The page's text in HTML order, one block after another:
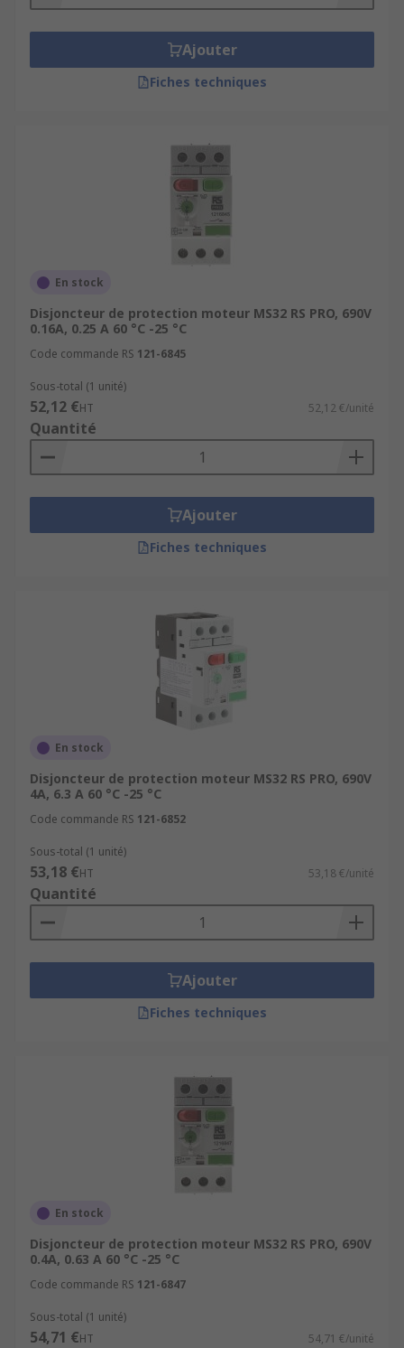
coupe l'alimentation électrique du moteur dès
lors qu'une anomalie est constatée :
court-circuit
perte d'une phase pour les moteurs
biphasés et triphasés
vibrations excessives
Selon les modèles de disjoncteur moteur, un
réglage plus ou moins fin du seuil de
déclenchement peut se faire au moyen d'une
roue crantée directement sur le disjoncteur.
Ajouter
Fiches techniques
En stock
Disjoncteur de protection moteur MS32 RS PRO, 690V
0.16A, 0.25 A 60 °C -25 °C
Code commande RS 121-6845
Sous-total (1 unité)
52,12 €HT 52,12 €/unité
Quantité
Ajouter
Fiches techniques
En stock
Disjoncteur de protection moteur MS32 RS PRO, 690V
4A, 6.3 A 60 °C -25 °C
Code commande RS 121-6852
Sous-total (1 unité)
53,18 €HT 53,18 €/unité
Quantité
Ajouter
Fiches techniques
En stock
Disjoncteur de protection moteur MS32 RS PRO, 690V
0.4A, 0.63 A 60 °C -25 °C
Code commande RS 121-6847
Sous-total (1 unité)
54,71 €HT 54,71 €/unité